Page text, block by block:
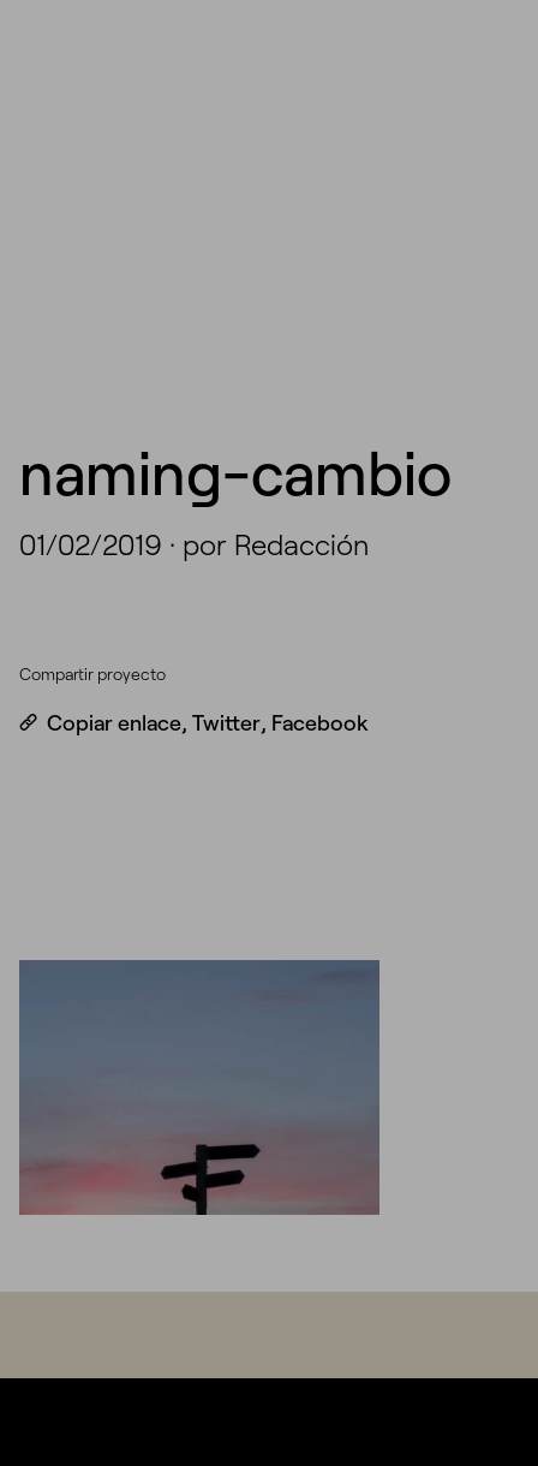
naming-cambio
01/02/2019 · por Redacción
Compartir proyecto
Copiar enlace, Twitter, Facebook